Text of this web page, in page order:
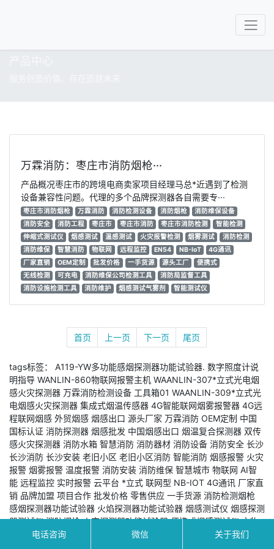
万霖消防：枣庄市消防烟枪···
产品概况枣庄市的跨境电商卖家项目经理马总*近遇到了检测
设备兼容性问题。代理的多个品牌探测器各自需要专···
枣庄市消防烟枪 万霖消防 消防检测设备 消防烟枪
消防维保设备
消防安全
消防工程 枣庄市 枣庄市消防 枣庄市消防检测
智能检测
伸缩式测试仪
烟感测试 温感测试 火灾报警检测 烟雾测试
消防检测
消防维保
智慧消防 物联网 远程监控 EN54 NB-IoT
4G通讯
厂家直销
OEM定制 批发价格 一手货源 源头工厂
便携式
无线检测
可充电 消防维保公司检测工具
消防局监督工具
消防设施检测工具
消防维护 烟感测试气雾剂 智能测试仪
首页 上一页 下一页 尾页
tags标签： A119-YW多功能感烟探测器功能试验器. 数字照度计说
明指导 WANLIN-860物联网报警主机 WAANLIN-307*立式光电烟
感火灾探测器 万霖消防检测设备 工具箱01 WAANLIN-309*立式光
电烟感火灾探测器 集成式烟温传感器 4G智能联网烟雾报警器 4G远
程联网烟感 外贸烟感 烟感出口 源头厂家 万霖消防 OEM定制 中国
国标认证 消防探测器 烟感批发 中国烟感出口 烟温复合探测器 双传
感火灾探测器 消防水箱 智慧消防 消防器材 消防设备 消防安全 长沙
长沙消防 长沙安装 老旧小区 老旧小区消防 智能消防 烟感报警 火灾
报警 烟雾报警 温度报警 消防安装 消防维保 智慧城市 物联网 AI智
能 远程监控 实时报警 云平台 *立式 联网型 NB-IOT 4G通讯 厂家直
销 品牌加盟 项目合作 批发价格 零售供应 一手货源 消防检测烟枪
感烟探测器功能试验器 火焰探测器功能试验器 烟感测试仪 烟感探测
器测试仪 消防烟枪 火灾探测器功能试验器 便携式烟感测试仪 文物
古建LoRa消防
万霖LoRa智慧消防云平台 LoRa消防系统 万霖LoRa
电话咨询 微信 关于我们